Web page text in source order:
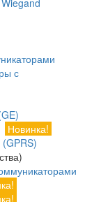
с
Новинка!